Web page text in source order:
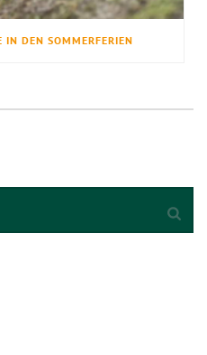
IN DEN SOMMERFERIEN